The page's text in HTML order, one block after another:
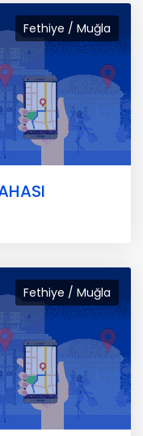
Fethiye / Muğla
Fethiye / Muğla